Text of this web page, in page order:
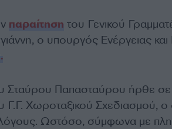
παραίτηση του Γενικού
ο υπουργός Ενέργειας και
Παπασταύρου ήρθε σε
Γ.Γ. Χωροταξικού Σχεδιασμού, ο
Ωστόσο, σύμφωνα με